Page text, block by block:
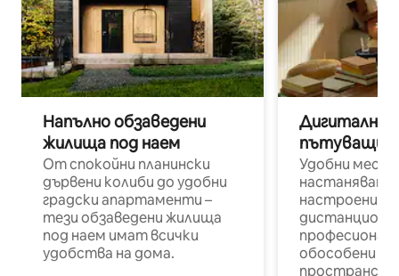
Напълно обзаведени
жилища под наем
От спокойни планински
дървени колиби до удобни
градски апартаменти –
тези обзаведени жилища
под наем имат всички
удобства на дома.
Дигитални
пътуващи
Удобни
настаняване
настроени и
обособени